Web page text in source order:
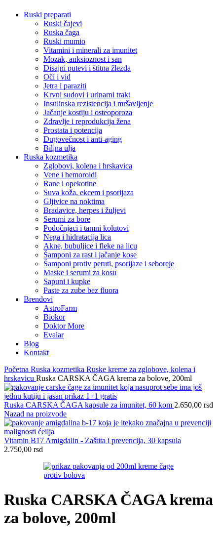
Ruski preparati
Ruski čajevi
Ruska čaga
Ruski mumio
Vitamini i minerali za imunitet
Mozak, anksioznost i san
Disajni putevi i štitna žlezda
Oči i vid
Jetra i paraziti
Krvni sudovi i urinarni trakt
Insulinska rezistencija i mršavljenje
Jačanje kostiju i osteoporoza
Zdravlje i reprodukcija žena
Prostata i potencija
Dugovečnost i anti-aging
Biljna ulja
Ruska kozmetika
Zglobovi, kolena i hrskavica
Vene i hemoroidi
Rane i opekotine
Suva koža, ekcem i psorijaza
Gljivice na noktima
Bradavice, herpes i žuljevi
Serumi za bore
Podočnjaci i tamni kolutovi
Nega i hidratacija lica
Akne, bubuljice i fleke na licu
Šamponi za rast i jačanje kose
Šamponi protiv peruti, psorijaze i seboreje
Maske i serumi za kosu
Sapuni i kupke
Paste za zube bez fluora
Brendovi
AstroFarm
Biokor
Doktor More
Evalar
Blog
Kontakt
Početna Ruska kozmetika Ruske kreme za zglobove, kolena i
hrskavicu Ruska CARSKA ČAGA krema za bolove, 200ml
Ruska CARSKA ČAGA kapsule za imunitet, 60 kom 2.650,00 rsd
Nazad na proizvode
Vitamin B17 Amigdalin - Zaštita i prevencija, 30 kapsula
2.750,00 rsd
Ruska CARSKA ČAGA krema
za bolove, 200ml